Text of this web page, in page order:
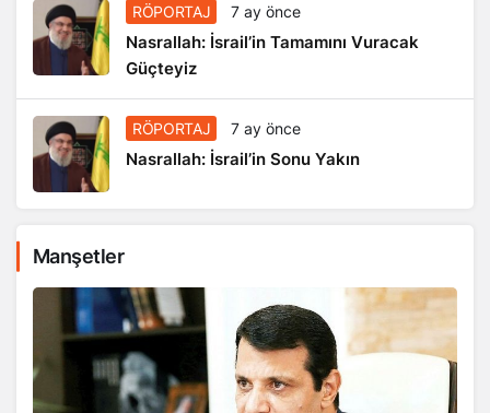
RÖPORTAJ 7 ay önce
Nasrallah: İsrail’in Tamamını Vuracak
Güçteyiz
RÖPORTAJ 7 ay önce
Nasrallah: İsrail’in Sonu Yakın
Manşetler